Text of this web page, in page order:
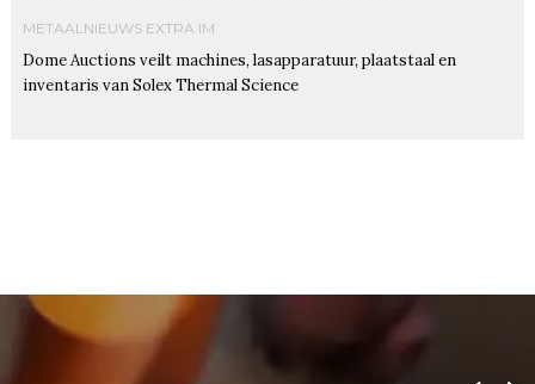
METAALNIEUWS EXTRA IM
Dome Auctions veilt machines, lasapparatuur, plaatstaal en
inventaris van Solex Thermal Science